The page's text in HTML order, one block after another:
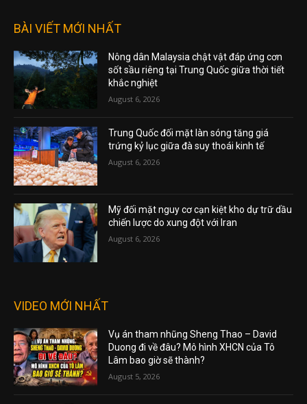
BÀI VIẾT MỚI NHẤT
Nông dân Malaysia chật vật đáp ứng cơn
sốt sầu riêng tại Trung Quốc giữa thời tiết
khắc nghiệt
August 6, 2026
Trung Quốc đối mặt làn sóng tăng giá
trứng kỷ lục giữa đà suy thoái kinh tế
August 6, 2026
Mỹ đối mặt nguy cơ cạn kiệt kho dự trữ dầu
chiến lược do xung đột với Iran
August 6, 2026
VIDEO MỚI NHẤT
Vụ án tham nhũng Sheng Thao – David
Duong đi về đâu? Mô hình XHCN của Tô
Lâm bao giờ sẽ thành?
August 5, 2026